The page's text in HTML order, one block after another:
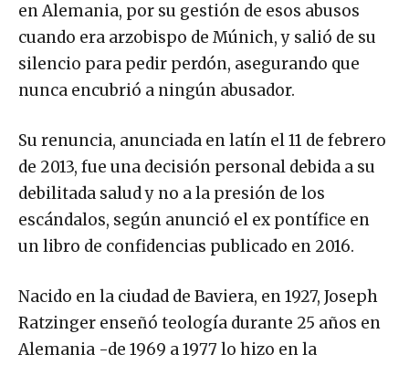
en Alemania, por su gestión de esos abusos
cuando era arzobispo de Múnich, y salió de su
silencio para pedir perdón, asegurando que
nunca encubrió a ningún abusador.
Su renuncia, anunciada en latín el 11 de febrero
de 2013, fue una decisión personal debida a su
debilitada salud y no a la presión de los
escándalos, según anunció el ex pontífice en
un libro de confidencias publicado en 2016.
Nacido en la ciudad de Baviera, en 1927, Joseph
Ratzinger enseñó teología durante 25 años en
Alemania -de 1969 a 1977 lo hizo en la